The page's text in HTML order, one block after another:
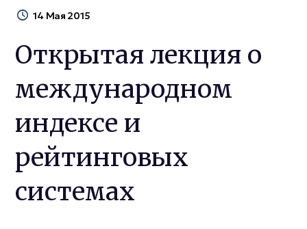
14 Мая 2015
Открытая лекция о
международном
индексе и
рейтинговых
системах